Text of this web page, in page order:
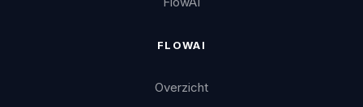
FLOWAI
Overzicht